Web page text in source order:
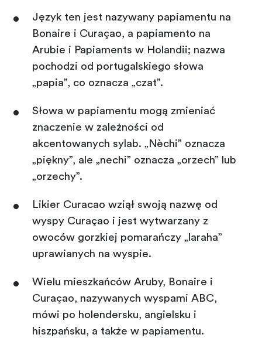
Język ten jest nazywany papiamentu na
Bonaire i Curaçao, a papiamento na
Arubie i Papiaments w Holandii; nazwa
pochodzi od portugalskiego słowa
„papia”, co oznacza „czat”.
Słowa w papiamentu mogą zmieniać
znaczenie w zależności od
akcentowanych sylab. „Nèchi” oznacza
„piękny”, ale „nechi” oznacza „orzech” lub
„orzechy”.
Likier Curacao wziął swoją nazwę od
wyspy Curaçao i jest wytwarzany z
owoców gorzkiej pomarańczy „laraha”
uprawianych na wyspie.
Wielu mieszkańców Aruby, Bonaire i
Curaçao, nazywanych wyspami ABC,
mówi po holendersku, angielsku i
hiszpańsku, a także w papiamentu.